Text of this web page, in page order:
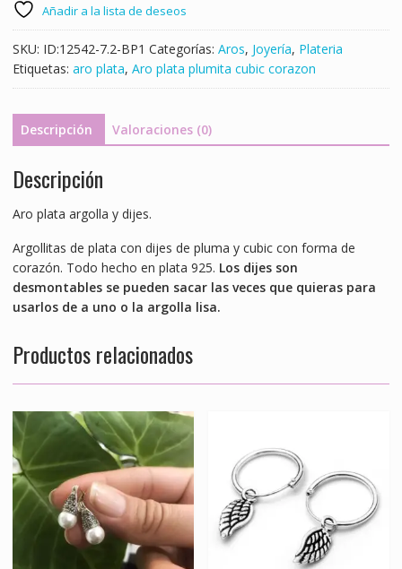
dijes-
ID:12542
cantidad
Añadir a la lista de deseos
SKU: ID:12542-7.2-BP1 Categorías: Aros, Joyería, Plateria
Etiquetas: aro plata, Aro plata plumita cubic corazon
Descripción Valoraciones (0)
Descripción
Aro plata argolla y dijes.
Argollitas de plata con dijes de pluma y cubic con forma de
corazón. Todo hecho en plata 925. Los dijes son
desmontables se pueden sacar las veces que quieras para
usarlos de a uno o la argolla lisa.
Productos relacionados